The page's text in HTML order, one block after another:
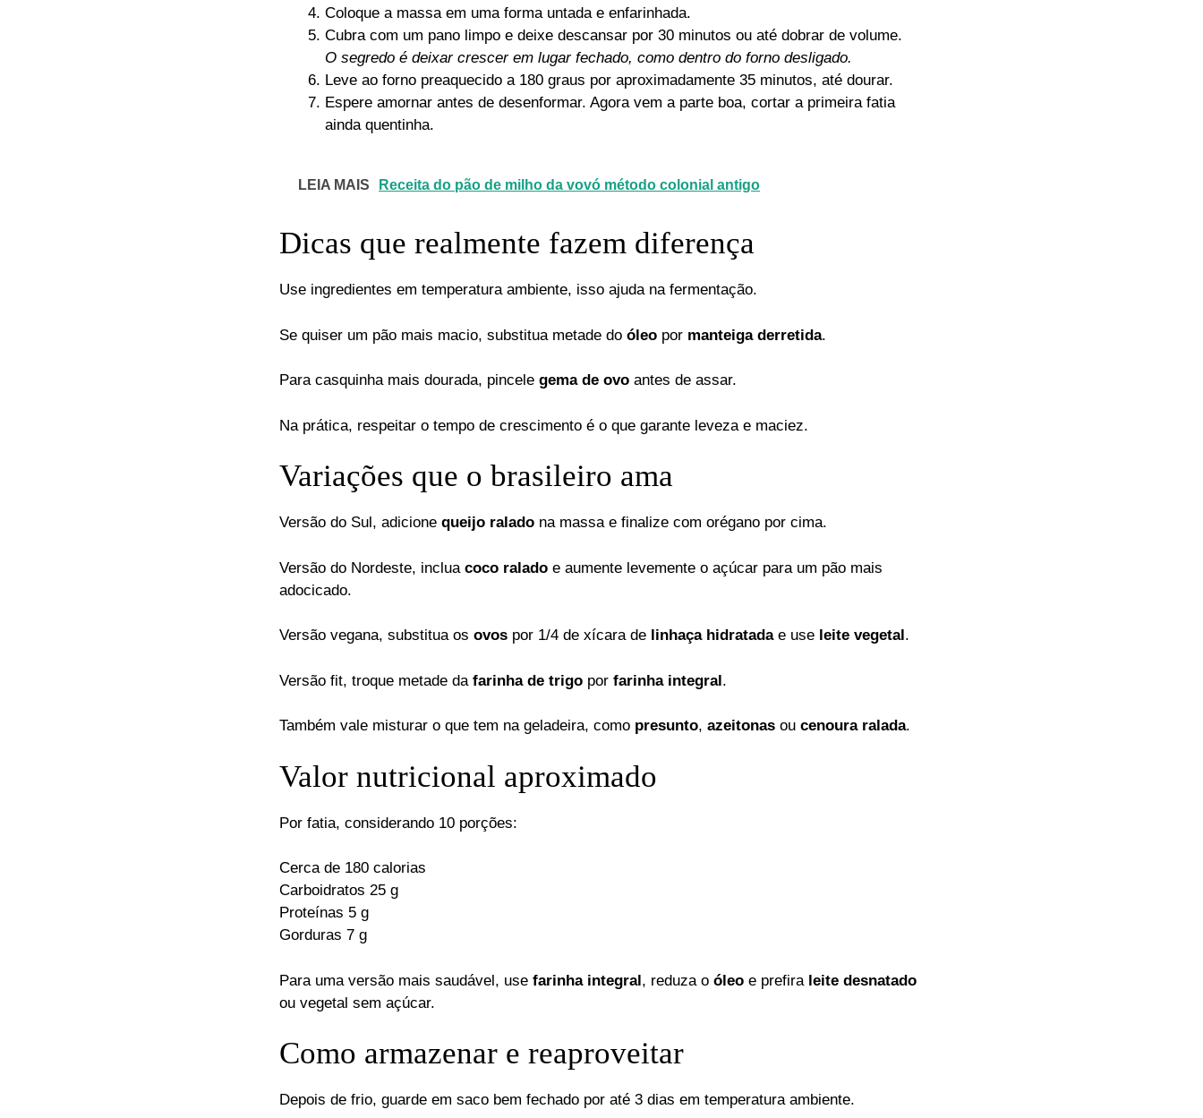
Coloque a massa em uma forma untada e enfarinhada.
Cubra com um pano limpo e deixe descansar por 30 minutos ou até dobrar de volume.
O segredo é deixar crescer em lugar fechado, como dentro do forno desligado.
Leve ao forno preaquecido a 180 graus por aproximadamente 35 minutos, até dourar.
Espere amornar antes de desenformar. Agora vem a parte boa, cortar a primeira fatia
ainda quentinha.
LEIA MAIS Receita do pão de milho da vovó método colonial antigo
Dicas que realmente fazem diferença
Use ingredientes em temperatura ambiente, isso ajuda na fermentação.
Se quiser um pão mais macio, substitua metade do óleo por manteiga derretida.
Para casquinha mais dourada, pincele gema de ovo antes de assar.
Na prática, respeitar o tempo de crescimento é o que garante leveza e maciez.
Variações que o brasileiro ama
Versão do Sul, adicione queijo ralado na massa e finalize com orégano por cima.
Versão do Nordeste, inclua coco ralado e aumente levemente o açúcar para um pão mais
adocicado.
Versão vegana, substitua os ovos por 1/4 de xícara de linhaça hidratadae use leite vegetal .
Versão fit, troque metade da farinha de trigo por farinha integral.
Também vale misturar o que tem na geladeira, como presunto, azeitonas ou cenoura ralada.
Valor nutricional aproximado
Por fatia, considerando 10 porções:
Cerca de 180 calorias
Carboidratos 25 g
Proteínas 5 g
Gorduras 7 g
Para uma versão mais saudável, use farinha integral, reduza o óleo e prefira leite desnatado
ou vegetal sem açúcar.
Como armazenar e reaproveitar
Depois de frio, guarde em saco bem fechado por até 3 dias em temperatura ambiente.